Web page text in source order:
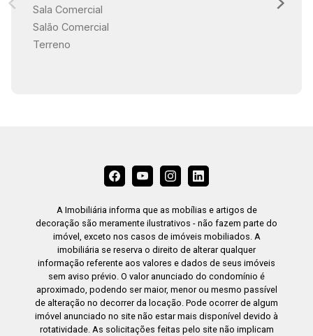
Sala Comercial
Salão Comercial
Terreno
A Imobiliária informa que as mobílias e artigos de
decoração são meramente ilustrativos - não fazem parte do
imóvel, exceto nos casos de imóveis mobiliados. A
imobiliária se reserva o direito de alterar qualquer
informação referente aos valores e dados de seus imóveis
sem aviso prévio. O valor anunciado do condomínio é
aproximado, podendo ser maior, menor ou mesmo passível
de alteração no decorrer da locação. Pode ocorrer de algum
imóvel anunciado no site não estar mais disponível devido à
rotatividade. As solicitações feitas pelo site não implicam